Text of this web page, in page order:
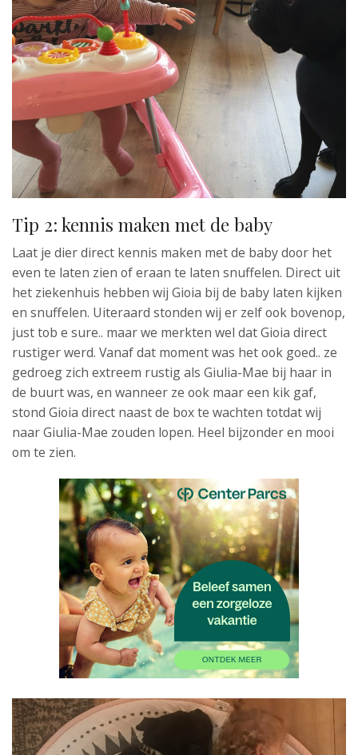
Tip 2: kennis maken met de baby
Laat je dier direct kennis maken met de baby door het
even te laten zien of eraan te laten snuffelen. Direct uit
het ziekenhuis hebben wij Gioia bij de baby laten kijken
en snuffelen. Uiteraard stonden wij er zelf ook bovenop,
just tob e sure.. maar we merkten wel dat Gioia direct
rustiger werd. Vanaf dat moment was het ook goed.. ze
gedroeg zich extreem rustig als Giulia-Mae bij haar in
de buurt was, en wanneer ze ook maar een kik gaf,
stond Gioia direct naast de box te wachten totdat wij
naar Giulia-Mae zouden lopen. Heel bijzonder en mooi
om te zien.